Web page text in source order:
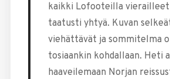
kaikki Lofooteilla
taatusti yhtyä. Kuvan
viehättävät ja sommitelma
tosiaankin kohdallaan. Heti
haaveilemaan Norjan